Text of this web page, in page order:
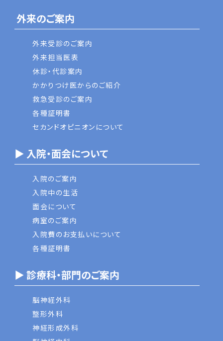
外来のご案内
外来受診のご案内
外来担当医表
休診・代診案内
かかりつけ医からのご紹介
救急受診のご案内
各種証明書
セカンドオピニオンについて
▶ 入院・面会について
入院のご案内
入院中の生活
面会について
病室のご案内
入院費のお支払いについて
各種証明書
▶ 診療科・部門のご案内
脳神経外科
整形外科
神経形成外科